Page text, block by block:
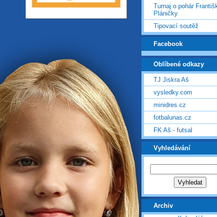
Turnaj o pohár
Pláničky
Tipovací soutěž
Facebook
Oblíbené odkazy
TJ Jiskra Aš
vysledky.com
minidres.cz
fotbalunas.cz
FK Aš - futsal
Vyhledávání
Archiv